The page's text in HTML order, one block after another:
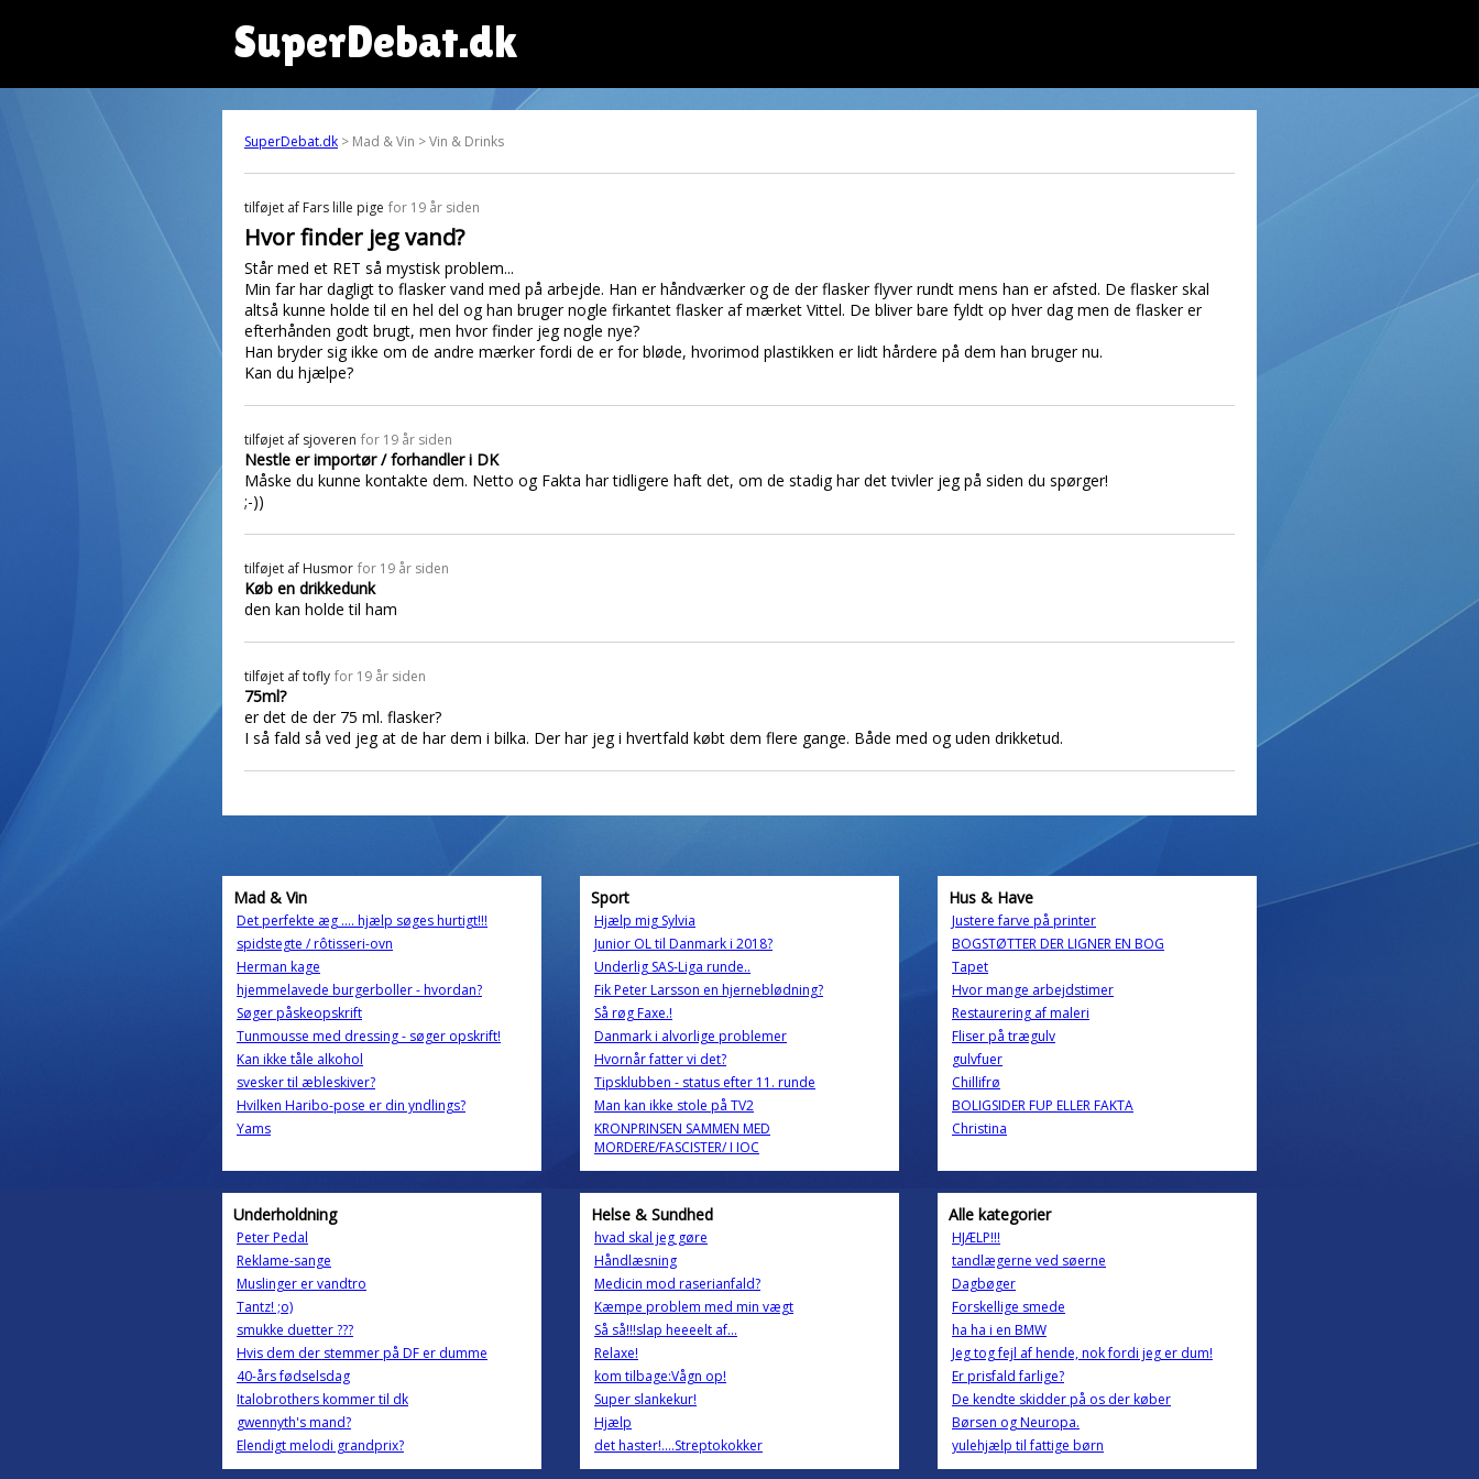
SuperDebat.dk
SuperDebat.dk > Mad & Vin > Vin & Drinks
tilføjet af Fars lille pige for 19 år siden
Hvor finder jeg vand?
Står med et RET så mystisk problem...
Min far har dagligt to flasker vand med på arbejde. Han er håndværker og de der flasker flyver rundt mens han er afsted. De flasker skal
altså kunne holde til en hel del og han bruger nogle firkantet flasker af mærket Vittel. De bliver bare fyldt op hver dag men de flasker er
efterhånden godt brugt, men hvor finder jeg nogle nye?
Han bryder sig ikke om de andre mærker fordi de er for bløde, hvorimod plastikken er lidt hårdere på dem han bruger nu.
Kan du hjælpe?
tilføjet af sjoveren for 19 år siden
Nestle er importør / forhandler i DK
Måske du kunne kontakte dem. Netto og Fakta har tidligere haft det, om de stadig har det tvivler jeg på siden du spørger!
;-))
tilføjet af Husmor for 19 år siden
Køb en drikkedunk
den kan holde til ham
tilføjet aftofly for 19 år siden
75ml?
er det de der 75 ml. flasker?
I så fald så ved jeg at de har dem i bilka. Der har jeg i hvertfald købt dem flere gange. Både med og uden drikketud.
Mad & Vin
Det perfekte æg .... hjælp søges hurtigt!!!
spidstegte / rôtisseri-ovn
Herman kage
hjemmelavede burgerboller - hvordan?
Søger påskeopskrift
Tunmousse med dressing - søger opskrift!
Kan ikke tåle alkohol
svesker til æbleskiver?
Hvilken Haribo-pose er din yndlings?
Yams
Sport
Hjælp mig Sylvia
Junior OL til Danmark i 2018?
Underlig SAS-Liga runde..
Fik Peter Larsson en hjerneblødning?
Så røg Faxe.!
Danmark i alvorlige problemer
Hvornår fatter vi det?
Tipsklubben - status efter 11. runde
Man kan ikke stole på TV2
KRONPRINSEN SAMMEN MED
MORDERE/FASCISTER/ I IOC
Hus & Have
Justere farve på printer
BOGSTØTTER DER LIGNER EN BOG
Tapet
Hvor mange arbejdstimer
Restaurering af maleri
Fliser på trægulv
gulvfuer
Chillifrø
BOLIGSIDER FUP ELLER FAKTA
Christina
Underholdning
Peter Pedal
Reklame-sange
Muslinger er vandtro
Tantz! ;o)
smukke duetter ???
Hvis dem der stemmer på DF er dumme
40-års fødselsdag
Italobrothers kommer til dk
gwennyth's mand?
Elendigt melodi grandprix?
Helse & Sundhed
hvad skal jeg gøre
Håndlæsning
Medicin mod raserianfald?
Kæmpe problem med min vægt
Så så!!!slap heeeelt af...
Relaxe!
kom tilbage:Vågn op!
Super slankekur!
Hjælp
det haster!....Streptokokker
Alle kategorier
HJÆLP!!!
tandlægerne ved søerne
Dagbøger
Forskellige smede
ha ha i en BMW
Jeg tog fejl af hende, nok fordi jeg er dum!
Er prisfald farlige?
De kendte skidder på os der køber
Børsen og Neuropa.
yulehjælp til fattige børn